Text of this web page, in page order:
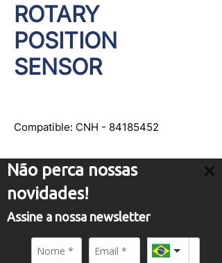
Não perca nossas
novidades!
Assine a nossa newsletter
ROTARY
POSITION
SENSOR
Compatible: CNH - 84185452
SERVICE
comercial01@panflight.com